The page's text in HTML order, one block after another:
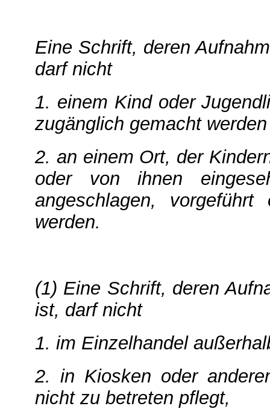
Eine Schrift, deren
darf nicht
1. einem Kind oder
zugänglich gemacht
2. an einem Ort, der
oder von ihnen
angeschlagen,
werden.
(1) Eine Schrift, deren
ist, darf nicht
1. im Einzelhandel
2. in Kiosken oder
nicht zu betreten pflegt,